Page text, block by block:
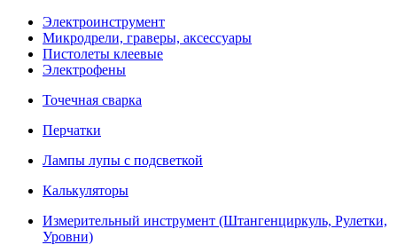
Электроинструмент
Микродрели, граверы, аксессуары
Пистолеты клеевые
Электрофены
Точечная сварка
Перчатки
Лампы лупы с подсветкой
Калькуляторы
Измерительный инструмент (Штангенциркуль, Рулетки,
Уровни)